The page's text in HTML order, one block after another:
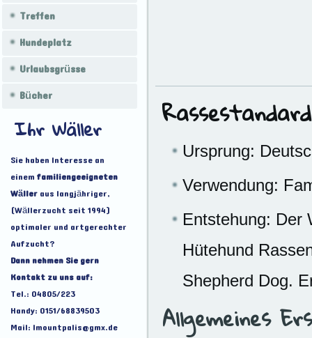
Treffen
Hundeplatz
Urlaubsgrüsse
Bücher
Ihr Wäller
Sie haben Interesse an
einemfamiliengeeigneten
Wälleraus langjähriger,
(Wällerzucht seit 1994)
optimaler und artgerechter
Aufzucht?
Dann nehmen Sie gern
Kontakt zu uns auf:
Tel.: 04805/223
Handy: 0151/68839503
Mail: lmountpalis@gmx.de
Ursprung:
Verwendung:
Entstehung: Der
Hütehund
Shepherd Dog.
Allgemeines